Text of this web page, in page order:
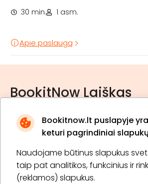
Bookitnow.lt puslapyje
keturi pagrindiniai
Naudojame būtinus slapukus
taip pat analitikos, funkcinius ir
(reklamos) slapukus.
30 min.
1 asm.
Apie paslaugą
BookitNow Laiškas
* Susipažinau su privatumo